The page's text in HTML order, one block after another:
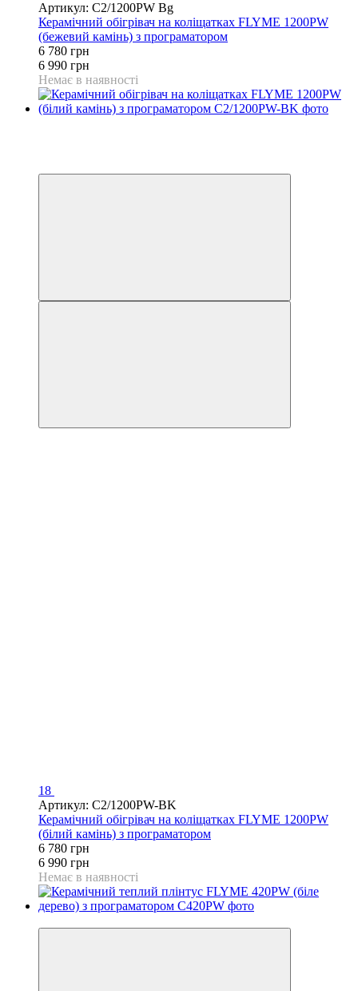
Артикул: C2/1200PW Bg
Керамічний обігрівач на коліщатках FLYME 1200PW
(бежевий камінь) з програматором
6 780 грн
6 990 грн
Немає в наявності
18
Артикул: C2/1200PW-BK
Керамічний обігрівач на коліщатках FLYME 1200PW
(білий камінь) з програматором
6 780 грн
6 990 грн
Немає в наявності